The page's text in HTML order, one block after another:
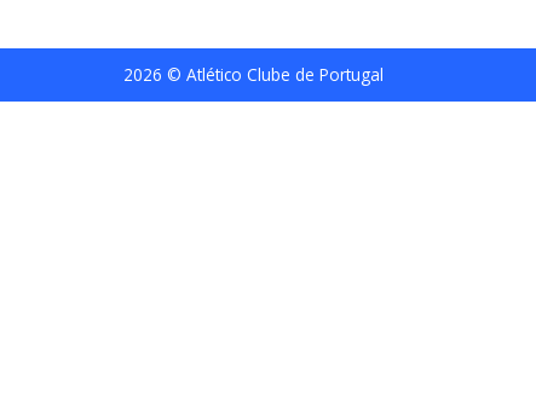
2026 © Atlético Clube de Portugal